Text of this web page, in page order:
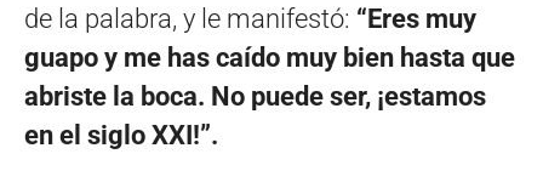
de la palabra, y le manifestó: “Eres muy
guapo y me has caído muy bien hasta que
abriste la boca. No puede ser, ¡estamos
en el siglo XXI!”.